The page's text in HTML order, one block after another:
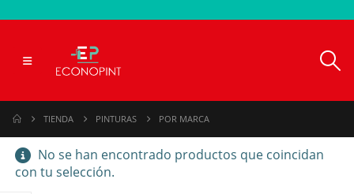
TIENDA PINTURAS POR MARCA
No se han encontrado productos que coincidan
con tu selección.